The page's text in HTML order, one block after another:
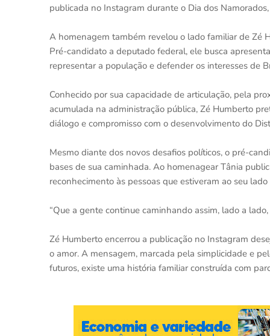
publicada no Instagram durante o Dia dos
A homenagem também revelou o lado familiar de Zé
Pré-candidato a deputado federal, ele busca
representar a população e defender os interesses de
Conhecido por sua capacidade de articulação, pela
acumulada na administração pública, Zé Humberto
diálogo e compromisso com o desenvolvimento do
Mesmo diante dos novos desafios políticos, o pré-
bases de sua caminhada. Ao homenagear Tânia
reconhecimento às pessoas que estiveram ao seu
“Que a gente continue caminhando assim, lado a
Zé Humberto encerrou a publicação no Instagram
o amor. A mensagem, marcada pela simplicidade e
futuros, existe uma história familiar construída com